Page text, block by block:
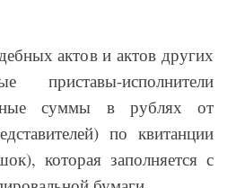
актов и актов других
приставы-исполнители
суммы в рублях от
по квитанции
которая заполняется с